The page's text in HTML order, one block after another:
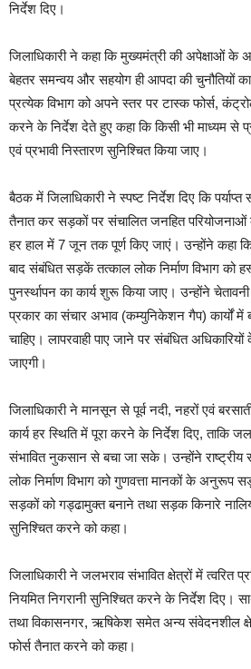
निर्देश दिए।
जिलाधिकारी ने कहा कि मुख्यमंत्री की अपेक्षाओं के
बेहतर समन्वय और सहयोग ही आपदा की चुनौतियों
प्रत्येक विभाग को अपने स्तर पर टास्क फोर्स,
करने के निर्देश देते हुए कहा कि किसी भी माध्यम से
एवं प्रभावी निस्तारण सुनिश्चित किया जाए।
बैठक में जिलाधिकारी ने स्पष्ट निर्देश दिए कि
तैनात कर सड़कों पर संचालित जनहित परियोजनाओं
हर हाल में 7 जून तक पूर्ण किए जाएं। उन्होंने कहा
बाद संबंधित सड़कें तत्काल लोक निर्माण विभाग को
पुनर्स्थापन का कार्य शुरू किया जाए। उन्होंने
प्रकार का संचार अभाव (कम्युनिकेशन गैप) कार्यों में
चाहिए। लापरवाही पाए जाने पर संबंधित अधिकारियों
जाएगी।
जिलाधिकारी ने मानसून से पूर्व नदी, नहरों एवं
कार्य हर स्थिति में पूरा करने के निर्देश दिए, ताकि
संभावित नुकसान से बचा जा सके। उन्होंने राष्ट्रीय
लोक निर्माण विभाग को गुणवत्ता मानकों के अनुरूप
सड़कों को गड्ढामुक्त बनाने तथा सड़क किनारे
सुनिश्चित करने को कहा।
जिलाधिकारी ने जलभराव संभावित क्षेत्रों में त्वरित
नियमित निगरानी सुनिश्चित करने के निर्देश दिए।
तथा विकासनगर, ऋषिकेश समेत अन्य संवेदनशील
फोर्स तैनात करने को कहा।